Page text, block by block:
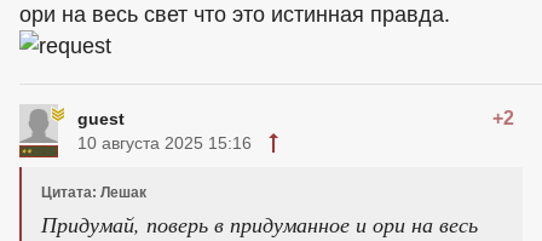
ори на весь свет что это истинная правда.
guest +2
10 августа 2025 15:16
Цитата: Лешак
Придумай, поверь в придуманное и ори на весь